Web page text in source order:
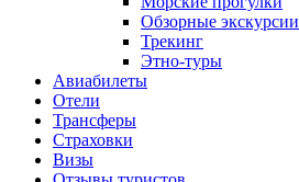
Обзорные экскурсии
Трекинг
Этно-туры
Авиабилеты
Отели
Трансферы
Страховки
Визы